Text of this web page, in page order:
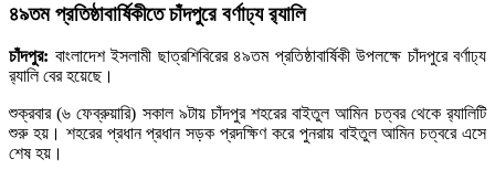
৪৯তম প্রতিষ্ঠাবার্ষিকীতে চাঁদপুরে বর্ণাঢ্য র‍্যালি
চাঁদপুর: বাংলাদেশ ইসলামী ছাত্রশিবিরের ৪৯তম প্রতিষ্ঠাবার্ষিকী উপলক্ষে চাঁদপুরে বর্ণাঢ্য
র‍্যালি বের হয়েছে।
শুক্রবার (৬ ফেব্রুয়ারি) সকাল ৯টায় চাঁদপুর শহরের বাইতুল আমিন চত্বর থেকে র‍্যালিটি
শুরু হয়। শহরের প্রধান প্রধান সড়ক প্রদক্ষিণ করে পুনরায় বাইতুল আমিন চত্বরে এসে
শেষ হয়।